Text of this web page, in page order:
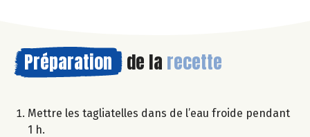
Préparation de la recette
Mettre les tagliatelles dans de l’eau froide pendant
1 h.